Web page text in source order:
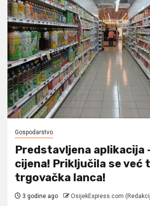
Gospodarstvo
Predstavljena aplikacija
cijena! Priključila se već
trgovačka lanca!
3 godine ago OsijekExpress.com